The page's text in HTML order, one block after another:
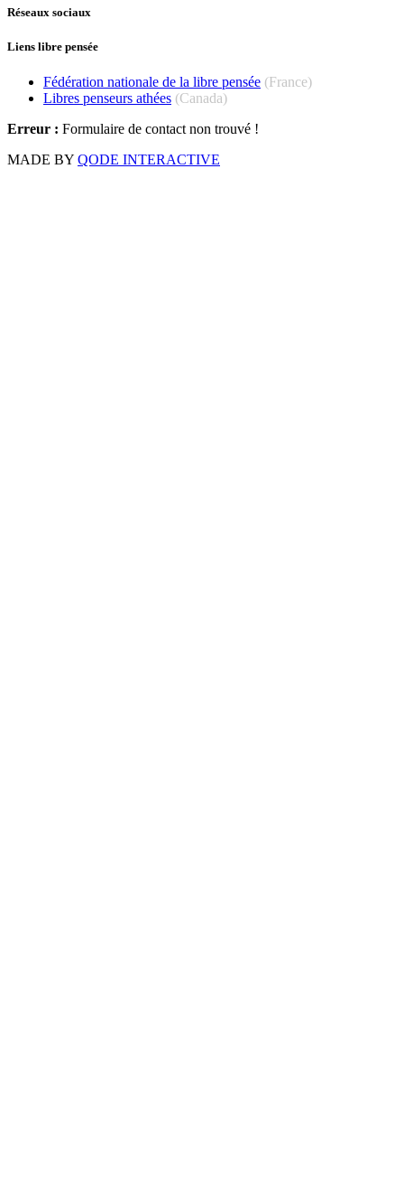
Réseaux sociaux
Liens libre pensée
Fédération nationale de la libre pensée (France)
Libres penseurs athées (Canada)
Erreur : Formulaire de contact non trouvé !
MADE BY QODE INTERACTIVE